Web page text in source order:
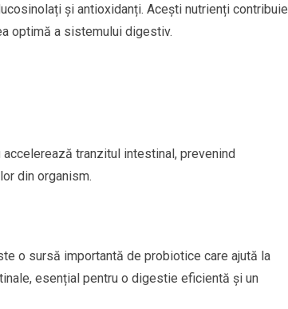
și antioxidanți. Acești nutrienți contribuie
optimă a sistemului digestiv.
tranzitul intestinal, prevenind
din organism.
o sursă importantă de probiotice care ajută la
esențial pentru o digestie eficientă și un